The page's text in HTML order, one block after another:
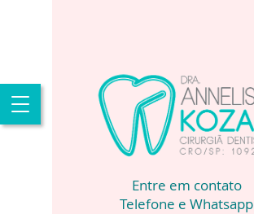
Entre em contato
Telefone e Whatsapp